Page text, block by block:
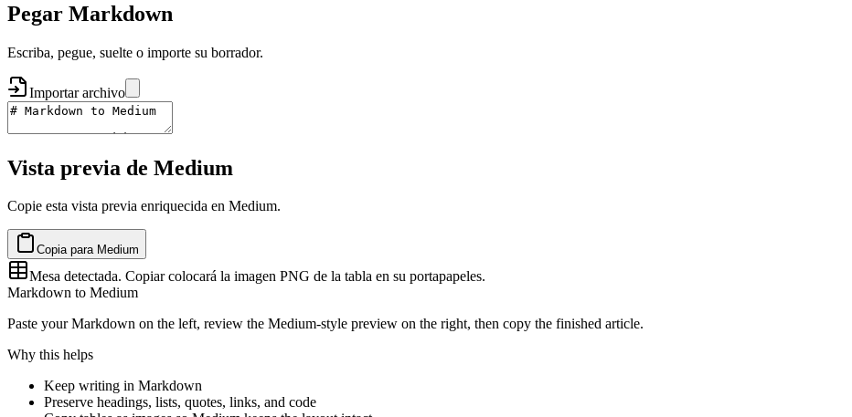
Pegar Markdown
Escriba, pegue, suelte o importe su borrador.
Importar archivo
Vista previa de Medium
Copie esta vista previa enriquecida en Medium.
Copia para Medium
Mesa detectada. Copiar colocará la imagen PNG de la tabla en su portapapeles.
Markdown to Medium
Paste your Markdown on the left, review the Medium-style preview on the right, then copy the finished article.
Why this helps
Keep writing in Markdown
Preserve headings, lists, quotes, links, and code